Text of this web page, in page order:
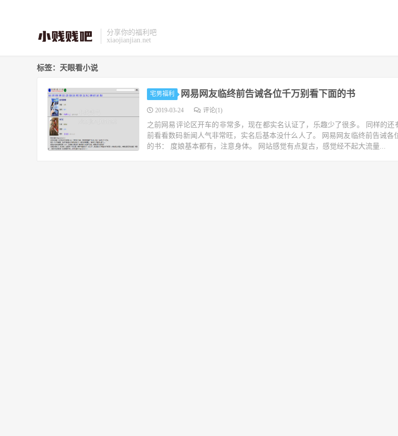
分享你的福利吧
xiaojianjian.net
标签：天眼看小说
宅男福利 网易网友临终前告诫各位千万别看下面的书
2019-03-24 评论(1)
之前网易评论区开车的非常多，现在都实名认证了，乐趣少了很多。 同样的还
前看看数码新闻人气非常旺，实名后基本没什么人了。 网易网友临终前告诫各
的书： 度娘基本都有，注意身体。 网站感觉有点复古，感觉经不起大流量...